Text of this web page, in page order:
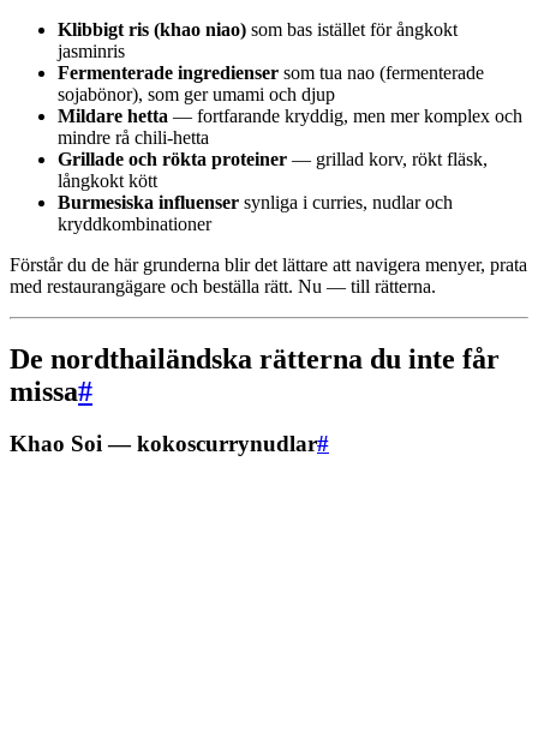
Klibbigt ris (khao niao) som bas istället för ångkokt
jasminris
Fermenterade ingredienser som tua nao (fermenterade
sojabönor), som ger umami och djup
Mildare hetta — fortfarande kryddig, men mer komplex och
mindre rå chili-hetta
Grillade och rökta proteiner — grillad korv, rökt fläsk,
långkokt kött
Burmesiska influenser synliga i curries, nudlar och
kryddkombinationer
Förstår du de här grunderna blir det lättare att navigera menyer, prata
med restaurangägare och beställa rätt. Nu — till rätterna.
De nordthailändska rätterna du inte får
missa#
Khao Soi — kokoscurrynudlar#